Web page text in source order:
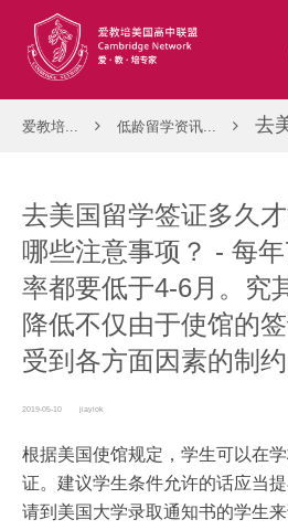
爱教培... 低龄留学资讯... 去
去美国留学签证多久
哪些注意事项？ - 每
率都要低于4-6月。究
降低不仅由于使馆的
受到各方面因素的制约
2019-05-10 jiayiok
根据美国使馆规定，学生可以在
证。建议学生条件允许的话应当
请到美国大学录取通知书的学生